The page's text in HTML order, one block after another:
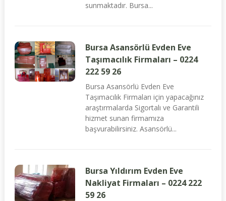
sunmaktadır. Bursa...
Bursa Asansörlü Evden Eve
Taşımacılık Firmaları – 0224
222 59 26
Bursa Asansörlü Evden Eve
Taşımacılık Firmaları için yapacağınız
araştırmalarda Sigortalı ve Garantili
hizmet sunan firmamıza
başvurabilirsiniz. Asansörlü...
Bursa Yıldırım Evden Eve
Nakliyat Firmaları – 0224 222
59 26